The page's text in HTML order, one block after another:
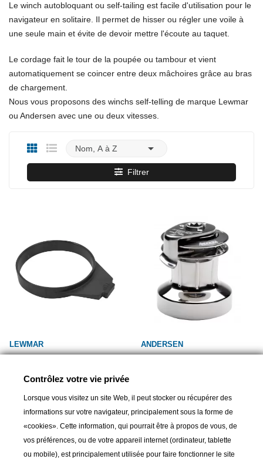
Le winch autobloquant ou self-tailing est facile d'utilisation pour le
navigateur en solitaire. Il permet de hisser ou régler une voile à
une seule main et évite de devoir mettre l'écoute au taquet.
Le cordage fait le tour de la poupée ou tambour et vient
automatiquement se coincer entre deux mâchoires grâce au bras
de chargement.
Nous vous proposons des winchs self-telling de marque Lewmar
ou Andersen avec une ou deux vitesses.
Nom, A à Z 
Filtrer
LEWMAR ANDERSEN
Contrôlez votre vie privée
Lorsque vous visitez un site Web, il peut stocker ou récupérer des
informations sur votre navigateur, principalement sous la forme de
«cookies». Cette information, qui pourrait être à propos de vous, de
vos préférences, ou de votre appareil internet (ordinateur, tablette
ou mobile), est principalement utilisée pour faire fonctionner le site